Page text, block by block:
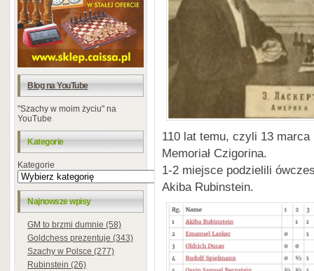
Blog na YouTube
"Szachy w moim życiu" na
YouTube
Kategorie
Kategorie
Najnowsze wpisy
GM to brzmi dumnie (58)
Goldchess prezentuje (343)
Szachy w Polsce (277)
Rubinstein (26)
110 lat temu, czyli 13
Memoriał Czigorina.
1-2 miejsce podzielili
Akiba Rubinstein.